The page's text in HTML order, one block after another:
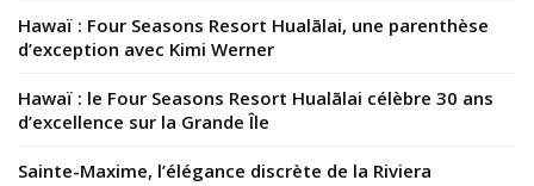
Hawaï : Four Seasons Resort Hualālai, une parenthèse
d’exception avec Kimi Werner
Hawaï : le Four Seasons Resort Hualālai célèbre 30 ans
d’excellence sur la Grande Île
Sainte-Maxime, l’élégance discrète de la Riviera